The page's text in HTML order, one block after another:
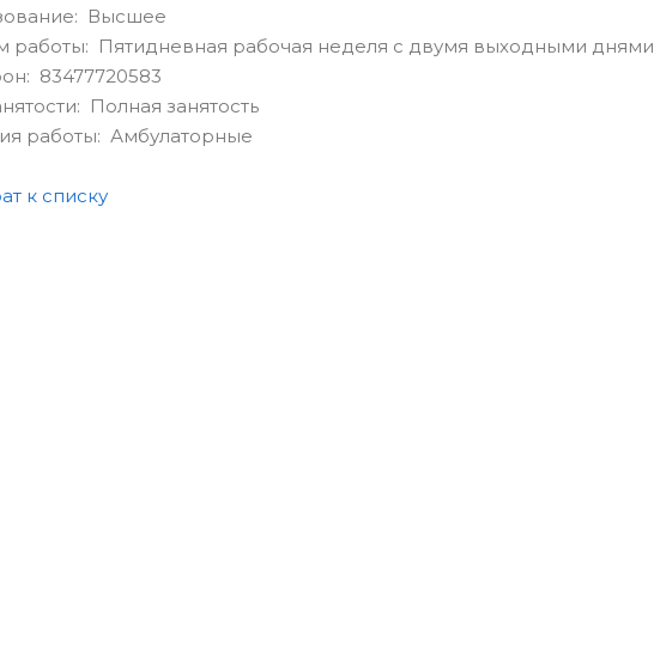
Высшее
работы: Пятидневная рабочая неделя с двумя выходными днями
83477720583
Полная занятость
работы: Амбулаторные
к списку